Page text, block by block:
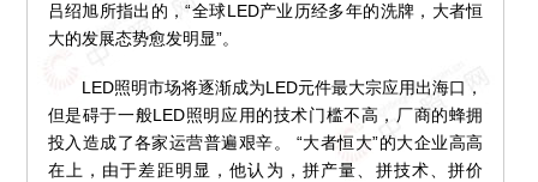
吕绍旭所指出的，“全球LED产业历经多年的洗牌，大者恒
大的发展态势愈发明显”。
LED照明市场将逐渐成为LED元件最大宗应用出海口，
但是碍于一般LED照明应用的技术门槛不高，厂商的蜂拥
投入造成了各家运营普遍艰辛。 “大者恒大”的大企业高高
在上，由于差距明显，他认为，拼产量、拼技术、拼价